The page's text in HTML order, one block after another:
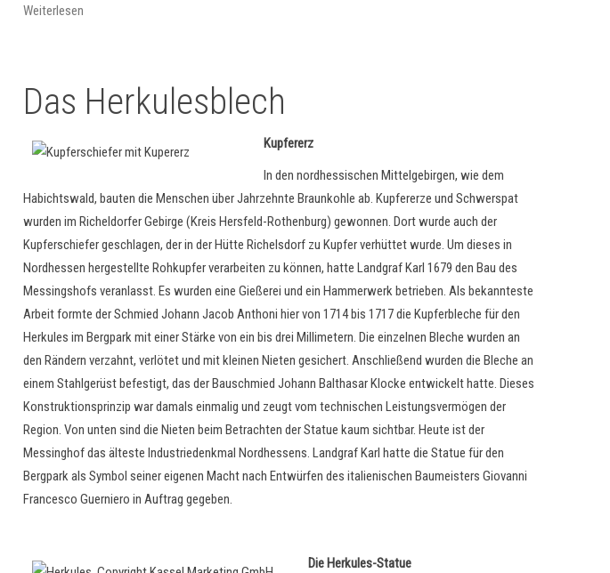
Weiterlesen
Das Herkulesblech
Kupfererz
In den nordhessischen Mittelgebirgen, wie dem
Habichtswald, bauten die Menschen über Jahrzehnte Braunkohle ab. Kupfererze und Schwerspat
wurden im Richeldorfer Gebirge (Kreis Hersfeld-Rothenburg) gewonnen. Dort wurde auch der
Kupferschiefer geschlagen, der in der Hütte Richelsdorf zu Kupfer verhüttet wurde. Um dieses in
Nordhessen hergestellte Rohkupfer verarbeiten zu können, hatte Landgraf Karl 1679 den Bau des
Messingshofs veranlasst. Es wurden eine Gießerei und ein Hammerwerk betrieben. Als bekannteste
Arbeit formte der Schmied Johann Jacob Anthoni hier von 1714 bis 1717 die Kupferbleche für den
Herkules im Bergpark mit einer Stärke von ein bis drei Millimetern. Die einzelnen Bleche wurden an
den Rändern verzahnt, verlötet und mit kleinen Nieten gesichert. Anschließend wurden die Bleche an
einem Stahlgerüst befestigt, das der Bauschmied Johann Balthasar Klocke entwickelt hatte. Dieses
Konstruktionsprinzip war damals einmalig und zeugt vom technischen Leistungsvermögen der
Region. Von unten sind die Nieten beim Betrachten der Statue kaum sichtbar. Heute ist der
Messinghof das älteste Industriedenkmal Nordhessens. Landgraf Karl hatte die Statue für den
Bergpark als Symbol seiner eigenen Macht nach Entwürfen des italienischen Baumeisters Giovanni
Francesco Guerniero in Auftrag gegeben.
Die Herkules-Statue